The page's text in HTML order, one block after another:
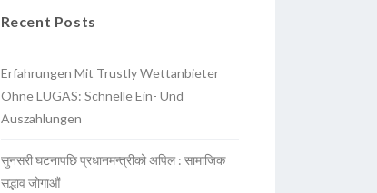
Recent Posts
Erfahrungen Mit Trustly Wettanbieter
Ohne LUGAS: Schnelle Ein- Und
Auszahlungen
सुनसरी घटनापछि प्रधानमन्त्रीको अपिल : सामाजिक
सद्भाव जोगाऔं